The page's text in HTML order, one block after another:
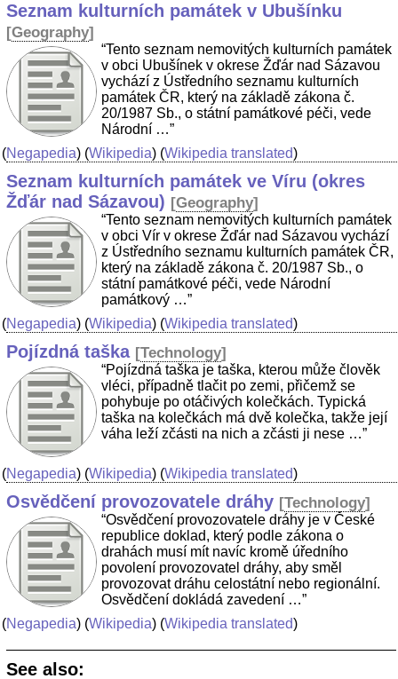
Seznam kulturních památek v Ubušínku
[Geography]
“Tento seznam nemovitých kulturních památek
v obci Ubušínek v okrese Žďár nad Sázavou
vychází z Ústředního seznamu kulturních
památek ČR, který na základě zákona č.
20/1987 Sb., o státní památkové péči, vede
Národní …”
(Negapedia) (Wikipedia) (Wikipedia translated)
Seznam kulturních památek ve Víru (okres
Žďár nad Sázavou) [Geography]
“Tento seznam nemovitých kulturních památek
v obci Vír v okrese Žďár nad Sázavou vychází
z Ústředního seznamu kulturních památek ČR,
který na základě zákona č. 20/1987 Sb., o
státní památkové péči, vede Národní
památkový …”
(Negapedia) (Wikipedia) (Wikipedia translated)
Pojízdná taška [Technology]
“Pojízdná taška je taška, kterou může člověk
vléci, případně tlačit po zemi, přičemž se
pohybuje po otáčivých kolečkách. Typická
taška na kolečkách má dvě kolečka, takže její
váha leží zčásti na nich a zčásti ji nese …”
(Negapedia) (Wikipedia) (Wikipedia translated)
Osvědčení provozovatele dráhy [Technology]
“Osvědčení provozovatele dráhy je v České
republice doklad, který podle zákona o
drahách musí mít navíc kromě úředního
povolení provozovatel dráhy, aby směl
provozovat dráhu celostátní nebo regionální.
Osvědčení dokládá zavedení …”
(Negapedia) (Wikipedia) (Wikipedia translated)
See also: